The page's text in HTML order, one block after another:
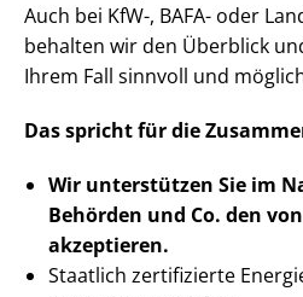
Auch bei KfW-, BAFA- oder
behalten wir den Überblick
Ihrem Fall sinnvoll und
Das spricht für die
Wir unterstützen Sie im
Behörden und Co. den
akzeptieren.
Staatlich zertifizierte